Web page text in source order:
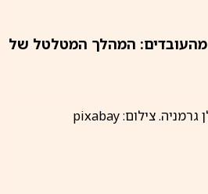
אחרי קיצוץ של 60% מהעובדים: המהלך המטלטל של